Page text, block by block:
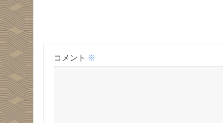
コメント ※